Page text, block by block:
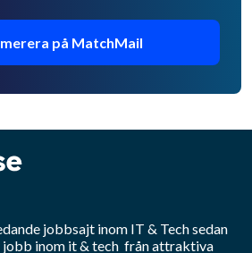
på MatchMail
jobbsajt inom IT & Techsedan
jobb inom it & tech från attraktiva